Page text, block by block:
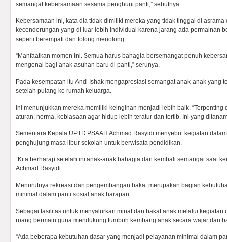
semangat kebersamaan sesama penghuni panti,” sebutnya.
Kebersamaan ini, kata dia tidak dimiliki mereka yang tidak tinggal di asrama
kecenderungan yang di luar lebih individual karena jarang ada permainan
seperti berempati dan tolong menolong.
“Manfaatkan momen ini. Semua harus bahagia bersemangat penuh
mengenal bagi anak asuhan baru di panti,” serunya.
Pada kesempatan itu Andi Ishak mengapresiasi semangat anak-anak yang
setelah pulang ke rumah keluarga.
Ini menunjukkan mereka memiliki keinginan menjadi lebih baik.
aturan, norma, kebiasaan agar hidup lebih teratur dan tertib. Ini yang
Sementara Kepala UPTD PSAAH Achmad Rasyidi menyebut kegiatan
penghujung masa libur sekolah untuk berwisata pendidikan.
“Kita berharap setelah ini anak-anak bahagia dan kembali semangat saat
Achmad Rasyidi.
Menurutnya rekreasi dan pengembangan bakat merupakan bagian
minimal dalam panti sosial anak harapan.
Sebagai fasilitas untuk menyalurkan minat dan bakat anak melalui kegiatan
ruang bermain guna mendukung tumbuh kembang anak secara wajar dan
“Ada beberapa kebutuhan dasar yang menjadi pelayanan minimal dalam